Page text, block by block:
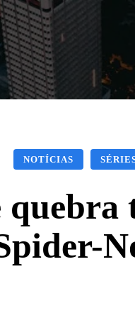
Breve Nos Cinemas
NOTÍCIAS